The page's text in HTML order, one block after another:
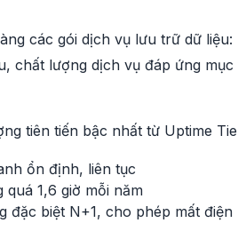
các gói dịch vụ lưu trữ dữ
chất lượng dịch vụ đáp ứng
tiên tiến bậc nhất từ Uptime
ổn định, liên tục
1,6 giờ mỗi năm
biệt N+1, cho phép mất